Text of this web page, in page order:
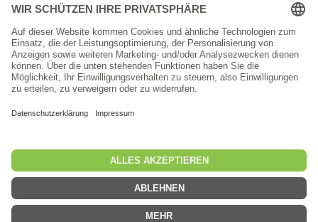
Allgemeine Geschäftsbedingungen
Zahlungsmöglichkeiten
Versandkosten
Batteriegesetz
Teilnahmebedingungen Gewinnspiel
KUNDENKONTO
Passwort vergessen
Häufig gestellte Fragen
2020 - 2024 | MADE WITH